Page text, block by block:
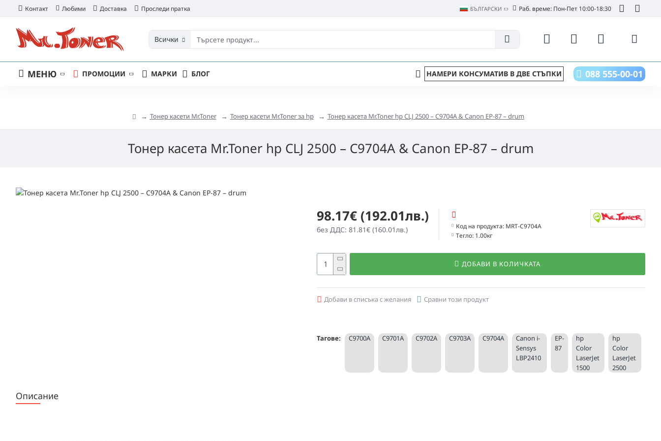
Контакт Любими Доставка Проследи пратка БЪЛГАРСКИ Раб. време: Пон-Пет 10:00-18:30
Всички
МЕНЮ ПРОМОЦИИ МАРКИ БЛОГ НАМЕРИ КОНСУМАТИВ В ДВЕ СТЪПКИ 088 555-00-01
Тонер касети Mr.Toner Тонер касети Mr.Toner за hp Тонер касета Mr.Toner hp CLJ 2500 – C9704A & Canon EP-87 – drum
Тонер касета Mr.Toner hp CLJ 2500 – C9704A & Canon EP-87 – drum
98.17€ (192.01лв.)
без ДДС: 81.81€ (160.01лв.) Код на продукта: MRT-C9704A
Тегло: 1.00кг
ДОБАВИ В КОЛИЧКАТА
Добави в списъка с желания Сравни този продукт
Тагове: C9700A C9701A C9702A C9703A C9704A
Canon i-
Sensys
LBP2410
EP-
87
hp
Color
LaserJet
1500
hp
Color
LaserJet
2500
Описание